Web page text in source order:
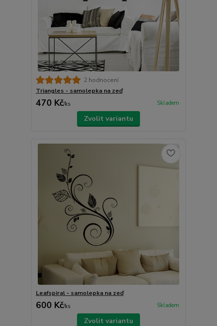
2 hodnocení
Triangles - samolepka na zeď
470 Kč/ks Skladem
Zvolit variantu
Leafspiral - samolepka na zeď
600 Kč/ks Skladem
Zvolit variantu